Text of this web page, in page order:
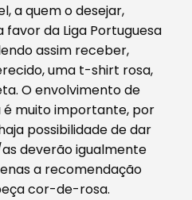
a quem o desejar,
da Liga Portuguesa
assim receber,
uma t-shirt rosa,
O envolvimento de
muito importante, por
possibilidade de dar
deverão igualmente
a recomendação
cor-de-rosa.